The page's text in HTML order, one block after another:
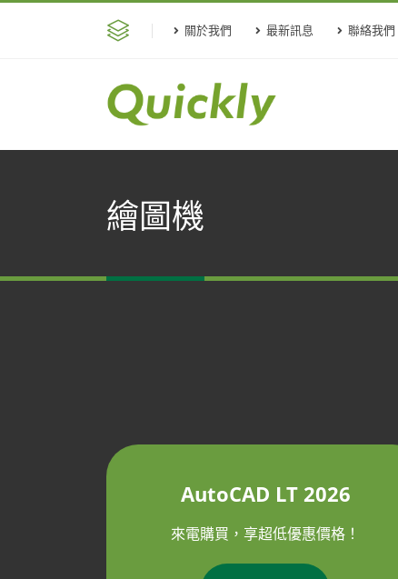
關於我們 最新訊息 聯絡我們
繪圖機
AutoCAD LT 2026
來電購買，享超低優惠價格！